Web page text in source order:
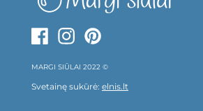
MARGI SIŪLAI 2022 ©
Svetainę sukūrė: elnis.lt